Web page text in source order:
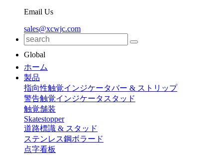
Email Us
sales@xcwjc.com
Global
ホーム
製品
指向性触覚インジケータバー & ストリップ
警告触覚インジケータスタッド
触覚舗装
Skatestopper
道路標識 & スタッド
ステンレス鋼ボラード
点字看板